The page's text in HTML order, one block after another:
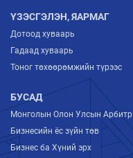
ҮЗЭСГЭЛЭН, ЯАРМАГ
Дотоод хуваарь
Гадаад хуваарь
Тоног төхөөрөмжийн түрээс
БУСАД
Монголын Олон Улсын Арбитр
Бизнесийн ёс зүйн төв
Бизнес ба Хүний эрх